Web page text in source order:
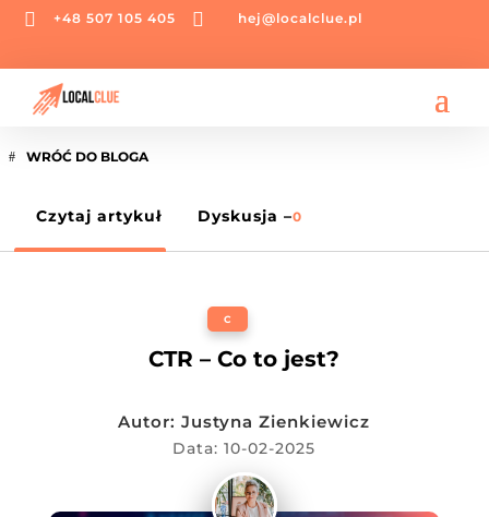
 +48 507 105 405  hej@localclue.pl
WRÓĆ DO BLOGA
Czytaj artykuł Dyskusja –0
C
CTR – Co to jest?
Autor:Justyna Zienkiewicz
Data: 10-02-2025